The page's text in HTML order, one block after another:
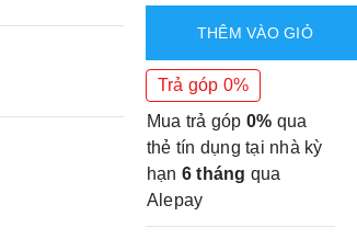
THÊM VÀO GIỎ
Trả góp 0%
Mua trả góp 0% qua
thẻ tín dụng tại nhà kỳ
hạn 6 tháng qua
Alepay